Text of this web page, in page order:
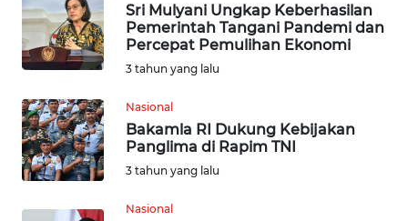
Sri Mulyani Ungkap Keberhasilan
Pemerintah Tangani Pandemi dan
Percepat Pemulihan Ekonomi
3 tahun yang lalu
Nasional
Bakamla RI Dukung Kebijakan
Panglima di Rapim TNI
3 tahun yang lalu
Nasional
WN
LABUHANBATU
WN
TAPANULI
TENGAH
SERDANG